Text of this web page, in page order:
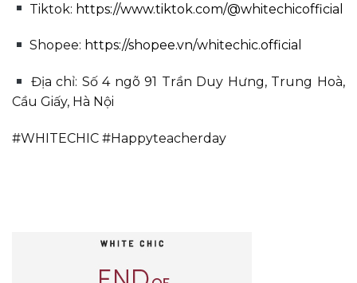
Tiktok: https://www.tiktok.com/@whitechicofficial
Shopee: https://shopee.vn/whitechic.official
Địa chỉ: Số 4 ngõ 91 Trần Duy Hưng, Trung Hoà,
Cầu Giấy, Hà Nội
#WHITECHIC #Happyteacherday